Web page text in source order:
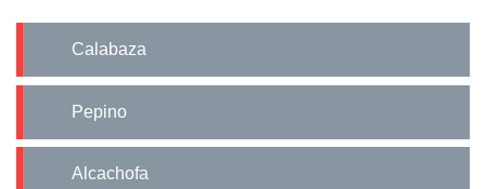
Calabaza
Pepino
Alcachofa